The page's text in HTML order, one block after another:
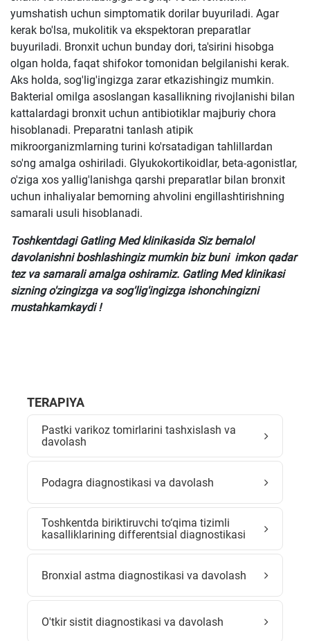
yumshatish uchun simptomatik dorilar buyuriladi. Agar
kerak bo'lsa, mukolitik va ekspektoran preparatlar
buyuriladi. Bronxit uchun bunday dori, ta'sirini hisobga
olgan holda, faqat shifokor tomonidan belgilanishi kerak.
Aks holda, sog'lig'ingizga zarar etkazishingiz mumkin.
Bakterial omilga asoslangan kasallikning rivojlanishi bilan
kattalardagi bronxit uchun antibiotiklar majburiy chora
hisoblanadi. Preparatni tanlash atipik
mikroorganizmlarning turini ko'rsatadigan tahlillardan
so'ng amalga oshiriladi. Glyukokortikoidlar, beta-agonistlar,
o'ziga xos yallig'lanishga qarshi preparatlar bilan bronxit
uchun inhaliyalar bemorning ahvolini engillashtirishning
samarali usuli hisoblanadi.
Toshkentdagi Gatling Med klinikasida Siz bemalol
davolanishni boshlashingiz mumkin biz buni imkon qadar
tez va samarali amalga oshiramiz. Gatling Med klinikasi
sizning o'zingizga va sog'lig'ingizga ishonchingizni
mustahkamkaydi !
TERAPIYA
Pastki varikoz tomirlarini tashxislash va
davolash
Podagra diagnostikasi va davolash
Toshkentda biriktiruvchi to‘qima tizimli
kasalliklarining differentsial diagnostikasi
Bronxial astma diagnostikasi va davolash
O'tkir sistit diagnostikasi va davolash